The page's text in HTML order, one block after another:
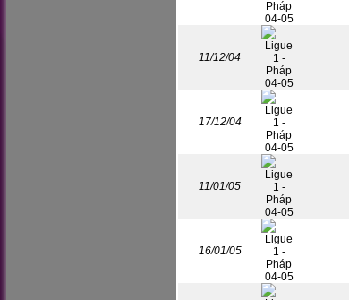
11/12/04
17/12/04
11/01/05
16/01/05